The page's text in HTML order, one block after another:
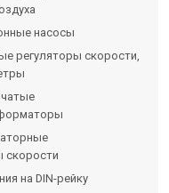
насосы
регуляторы скорости,
скорости
на DIN-рейку